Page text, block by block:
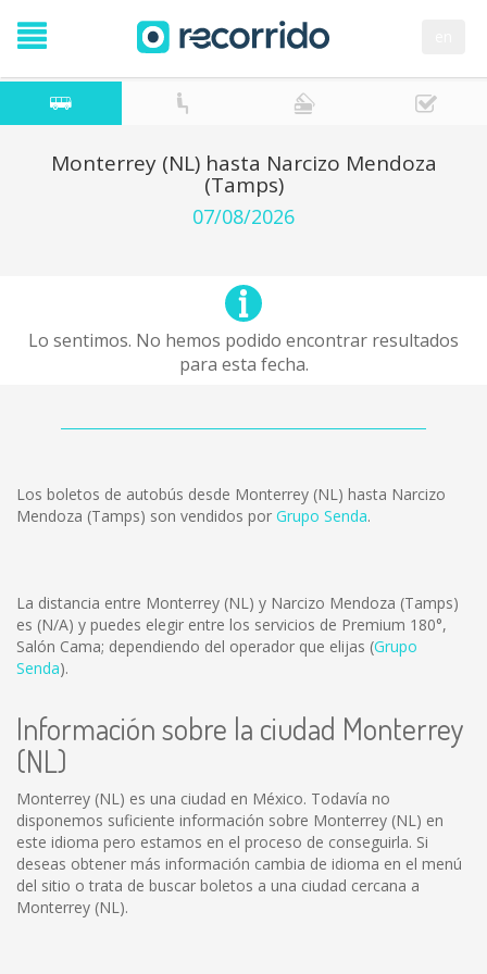
Monterrey (NL) hasta Narcizo Mendoza
(Tamps)
07/08/2026
Lo sentimos. No hemos podido encontrar resultados
para esta fecha.
Los boletos de autobús desde Monterrey (NL) hasta Narcizo
Mendoza (Tamps) son vendidos por Grupo Senda.
La distancia entre Monterrey (NL) y Narcizo Mendoza (Tamps)
es (N/A) y puedes elegir entre los servicios de Premium 180°,
Salón Cama; dependiendo del operador que elijas (Grupo
Senda).
Información sobre la ciudad Monterrey
(NL)
Monterrey (NL) es una ciudad en México. Todavía no
disponemos suficiente información sobre Monterrey (NL) en
este idioma pero estamos en el proceso de conseguirla. Si
deseas obtener más información cambia de idioma en el menú
del sitio o trata de buscar boletos a una ciudad cercana a
Monterrey (NL).